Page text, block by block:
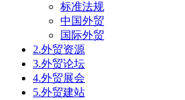
标准法规
中国外贸
国际外贸
2.外贸资源
3.外贸论坛
4.外贸展会
5.外贸建站